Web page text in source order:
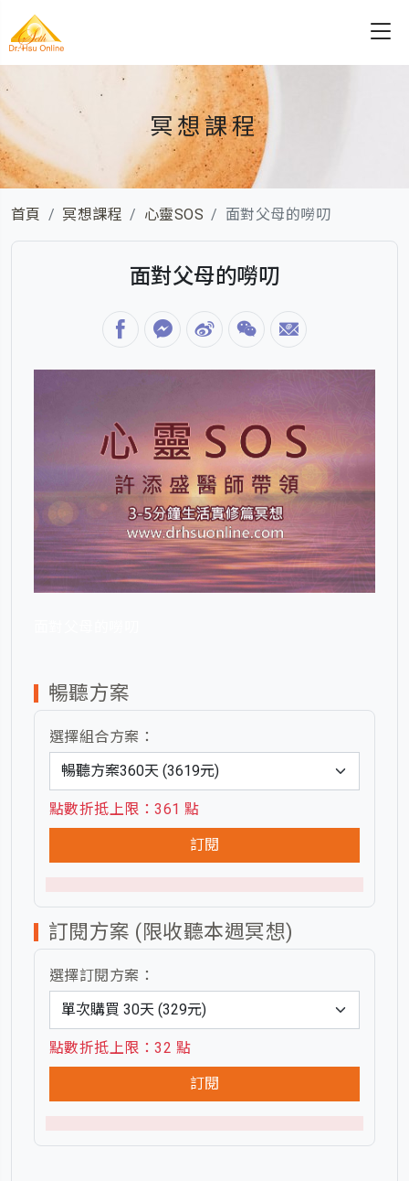
冥想課程
首頁 冥想課程 心靈SOS 面對父母的嘮叨
面對父母的嘮叨
暢聽方案
選擇組合方案：
點數折抵上限：361 點
訂閱
訂閱方案 (限收聽本週冥想)
選擇訂閱方案：
點數折抵上限：32 點
訂閱